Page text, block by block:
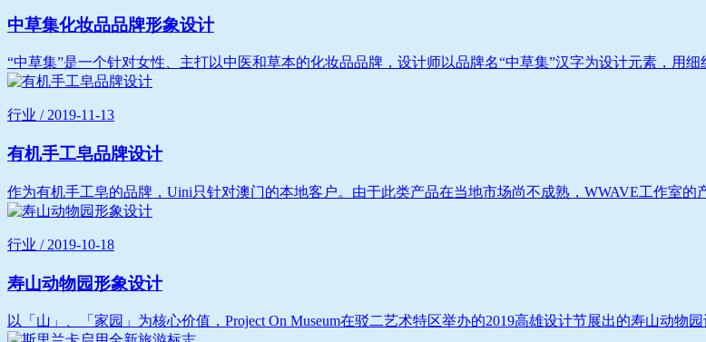
中草集化妆品品牌形象设计
“中草集”是一个针对女性、主打以中医和草本的化妆品品牌，设计师以品牌名“中草集”汉字为设计元素，用
行业 / 2019-11-13
有机手工皂品牌设计
作为有机手工皂的品牌，Uini只针对澳门的本地客户。由于此类产品在当地市场尚不成熟，WWAVE工作室的
行业 / 2019-10-18
寿山动物园形象设计
以「山」、「家园」为核心价值，Project On Museum在驳二艺术特区举办的2019高雄设计节展出的寿山动物